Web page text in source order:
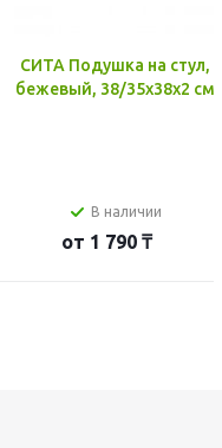
СИТА Подушка на стул,
бежевый, 38/35x38x2 см
В наличии
от 1 790 ₸